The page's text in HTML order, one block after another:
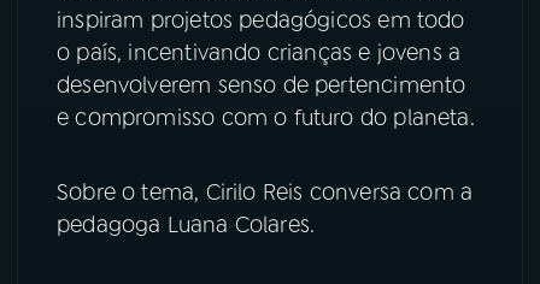
inspiram projetos pedagógicos em todo
o país, incentivando crianças e jovens a
desenvolverem senso de pertencimento
e compromisso com o futuro do planeta.
Sobre o tema, Cirilo Reis conversa com a
pedagoga Luana Colares.